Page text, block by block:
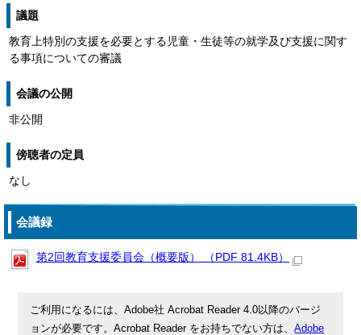
議題
教育上特別の支援を必要とする児童・生徒等の就学及び支援に関す
る事項についての審議
会議の公開
非公開
傍聴者の定員
なし
会議録
第2回教育支援委員会（概要版） （PDF 81.4KB）
ご利用になるには、Adobe社 Acrobat Reader 4.0以降のバージ
ョンが必要です。Acrobat Reader をお持ちでない方は、Adobe